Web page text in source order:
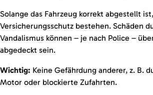
Solange das Fahrzeug korrekt abgestellt
Versicherungsschutz bestehen. Schäden
Vandalismus können – je nach Police –
abgedeckt sein.
Wichtig: Keine Gefährdung anderer, z. B.
Motor oder blockierte Zufahrten.